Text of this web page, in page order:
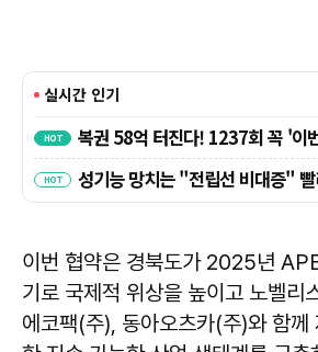
이번 협약은 경북도가 2025년
기로 국제적 위상을 높이고 노벨리
에코팩(주), 동아오츠카(주)와 함께